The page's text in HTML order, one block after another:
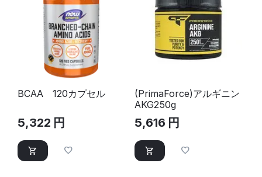
BCAA 120カプセル
5,322 円
(PrimaForce)アルギニン
AKG250g
5,616 円